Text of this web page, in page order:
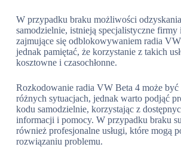
W przypadku braku możliwości
samodzielnie, istnieją specjalistyczne firmy
zajmujące się odblokowywaniem radia
jednak pamiętać, że korzystanie z takich
kosztowne i czasochłonne.
Rozkodowanie radia VW Beta 4 może
różnych sytuacjach, jednak warto podjąć
kodu samodzielnie, korzystając z
informacji i pomocy. W przypadku braku
również profesjonalne usługi, które mogą
rozwiązaniu problemu.